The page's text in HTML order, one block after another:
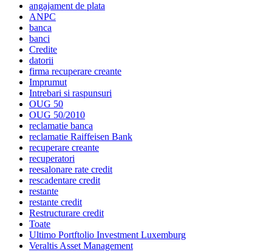
angajament de plata
ANPC
banca
banci
Credite
datorii
firma recuperare creante
Imprumut
Intrebari si raspunsuri
OUG 50
OUG 50/2010
reclamatie banca
reclamatie Raiffeisen Bank
recuperare creante
recuperatori
reesalonare rate credit
rescadentare credit
restante
restante credit
Restructurare credit
Toate
Ultimo Portftolio Investment Luxemburg
Veraltis Asset Management